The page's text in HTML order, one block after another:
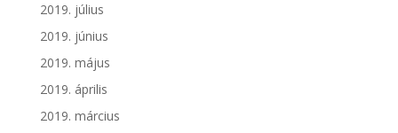
2019. július
2019. június
2019. május
2019. április
2019. március